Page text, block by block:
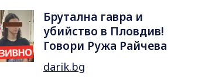
Брутална гавра и
убийство в Пловдив!
Говори Ружа Райчева
darik.bg